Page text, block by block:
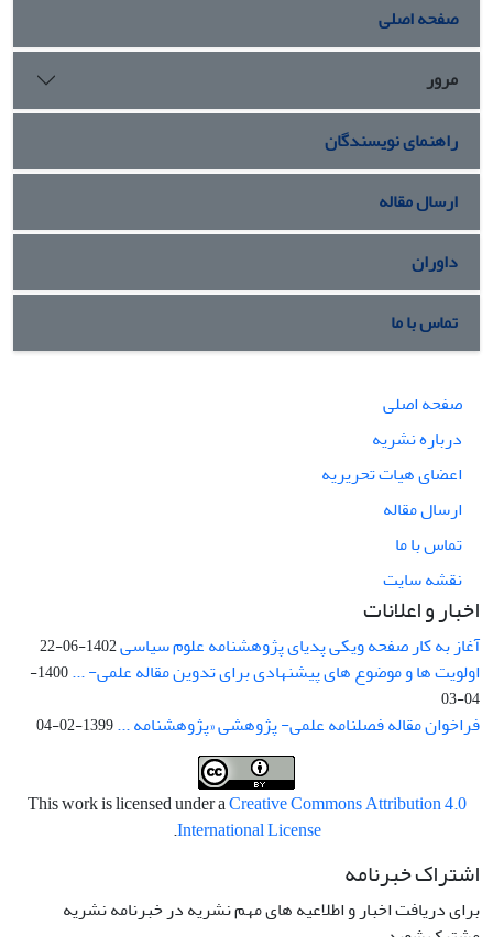
صفحه اصلی
مرور
راهنمای نویسندگان
ارسال مقاله
داوران
تماس با ما
صفحه اصلی
درباره نشریه
اعضای هیات تحریریه
ارسال مقاله
تماس با ما
نقشه سایت
اخبار و اعلانات
آغاز به کار صفحه ویکی پدیای پژوهشنامه علوم سیاسی1402-06-22
اولویت ها و موضوع های پیشنهادی برای تدوین مقاله علمی- ...
1400-
04-03
فراخوان مقاله فصلنامه علمی- پژوهشی «پژوهشنامه ...1399-02-04
This work is licensed under aCreative Commons Attribution 4.0
International License
.
اشتراک خبرنامه
برای دریافت اخبار و اطلاعیه های مهم نشریه در خبرنامه نشریه